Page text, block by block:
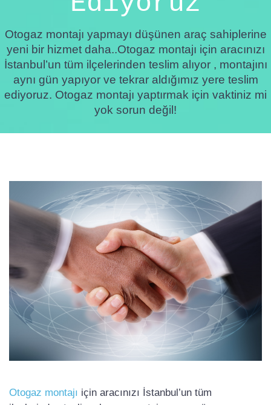
Otogaz montajı yapmayı düşünen araç sahiplerine
yeni bir hizmet daha..Otogaz montajı için aracınızı
İstanbul’un tüm ilçelerinden teslim alıyor , montajını
aynı gün yapıyor ve tekrar aldığımız yere teslim
ediyoruz. Otogaz montajı yaptırmak için vaktiniz mi
yok sorun değil!
Otogaz montajı için aracınızı İstanbul’un tüm